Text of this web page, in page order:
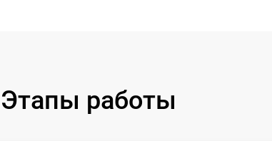
Этапы работы